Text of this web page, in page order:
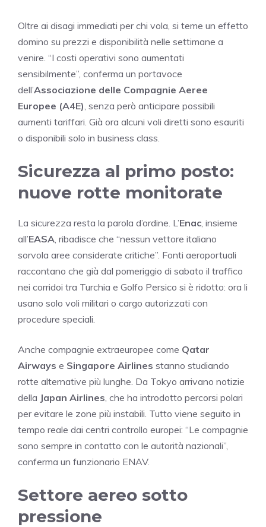
Oltre ai disagi immediati per chi vola, si teme un effetto
domino su prezzi e disponibilità nelle settimane a
venire. “I costi operativi sono aumentati
sensibilmente”, conferma un portavoce
dell’Associazione delle Compagnie Aeree
Europee (A4E) , senza però anticipare possibili
aumenti tariffari. Già ora alcuni voli diretti sono esauriti
o disponibili solo in business class.
Sicurezza al primo posto:
nuove rotte monitorate
La sicurezza resta la parola d’ordine. L’Enac , insieme
all’EASA , ribadisce che “nessun vettore italiano
sorvola aree considerate critiche”. Fonti aeroportuali
raccontano che già dal pomeriggio di sabato il traffico
nei corridoi tra Turchia e Golfo Persico si è ridotto: ora li
usano solo voli militari o cargo autorizzati con
procedure speciali.
Anche compagnie extraeuropee come Qatar
Airways e Singapore Airlines stanno studiando
rotte alternative più lunghe. Da Tokyo arrivano notizie
della Japan Airlines , che ha introdotto percorsi polari
per evitare le zone più instabili. Tutto viene seguito in
tempo reale dai centri controllo europei: “Le compagnie
sono sempre in contatto con le autorità nazionali”,
conferma un funzionario ENAV.
Settore aereo sotto
pressione